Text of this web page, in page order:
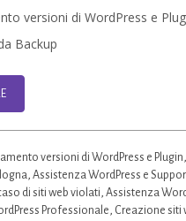
versioni di WordPress e
Backup
versioni di WordPress e Plugin,
, Assistenza WordPress e
di siti web violati, Assistenza
Professionale, Creazione siti